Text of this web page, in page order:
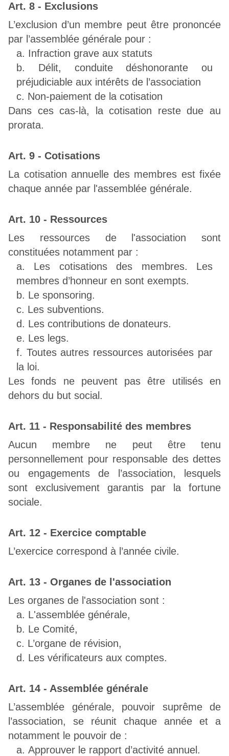
Art. 8 - Exclusions
L’exclusion d’un membre peut être prononcée
par l’assemblée générale pour :
Infraction grave aux statuts
Délit, conduite déshonorante ou
préjudiciable aux intérêts de l’association
Non-paiement de la cotisation
Dans ces cas-là, la cotisation reste due au
prorata.
Art. 9 - Cotisations
La cotisation annuelle des membres est fixée
chaque année par l'assemblée générale.
Art. 10 - Ressources
Les ressources de l'association sont
constituées notamment par :
Les cotisations des membres. Les
membres d’honneur en sont exempts.
Le sponsoring.
Les subventions.
Les contributions de donateurs.
Les legs.
Toutes autres ressources autorisées par
la loi.
Les fonds ne peuvent pas être utilisés en
dehors du but social.
Art. 11 - Responsabilité des membres
Aucun membre ne peut être tenu
personnellement pour responsable des dettes
ou engagements de l’association, lesquels
sont exclusivement garantis par la fortune
sociale.
Art. 12 - Exercice comptable
L’exercice correspond à l’année civile.
Art. 13 - Organes de l'association
Les organes de l'association sont :
L'assemblée générale,
Le Comité,
L’organe de révision,
Les vérificateurs aux comptes.
Art. 14 - Assemblée générale
L’assemblée générale, pouvoir suprême de
l’association, se réunit chaque année et a
notamment le pouvoir de :
Approuver le rapport d’activité annuel.